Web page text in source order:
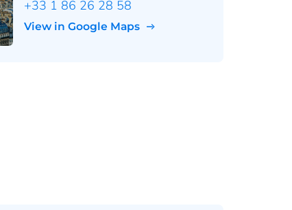
+33 1 86 26 28 58
View in Google Maps